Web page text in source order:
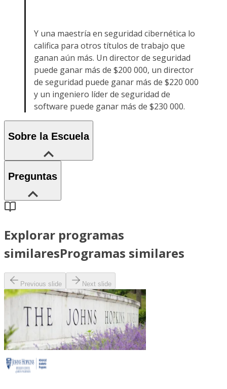
Y una maestría en seguridad cibernética lo
califica para otros títulos de trabajo que
ganan aún más. Un director de seguridad
puede ganar más de $200 000, un director
de seguridad puede ganar más de $220 000
y un ingeniero líder de seguridad de
software puede ganar más de $230 000.
Sobre la Escuela
Preguntas
Explorar programas
similaresProgramas similares
Previous slide Next slide